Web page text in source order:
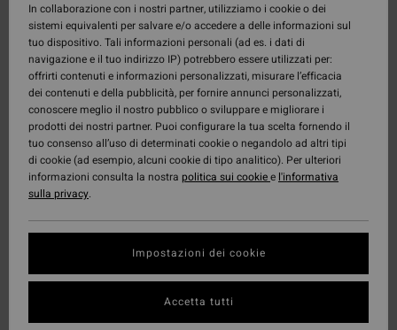
In collaborazione con i nostri partner, utilizziamo i cookie o dei
sistemi equivalenti per salvare e/o accedere a delle informazioni sul
tuo dispositivo. Tali informazioni personali (ad es. i dati di
navigazione e il tuo indirizzo IP) potrebbero essere utilizzati per:
offrirti contenuti e informazioni personalizzati, misurare l’efficacia
dei contenuti e della pubblicità, per fornire annunci personalizzati,
conoscere meglio il nostro pubblico o sviluppare e migliorare i
prodotti dei nostri partner. Puoi configurare la tua scelta fornendo il
tuo consenso all’uso di determinati cookie o negandolo ad altri tipi
di cookie (ad esempio, alcuni cookie di tipo analitico). Per ulteriori
informazioni consulta la nostra politica sui cookiee l'informativa
sulla privacy.
Impostazioni dei cookie
Accetta tutti